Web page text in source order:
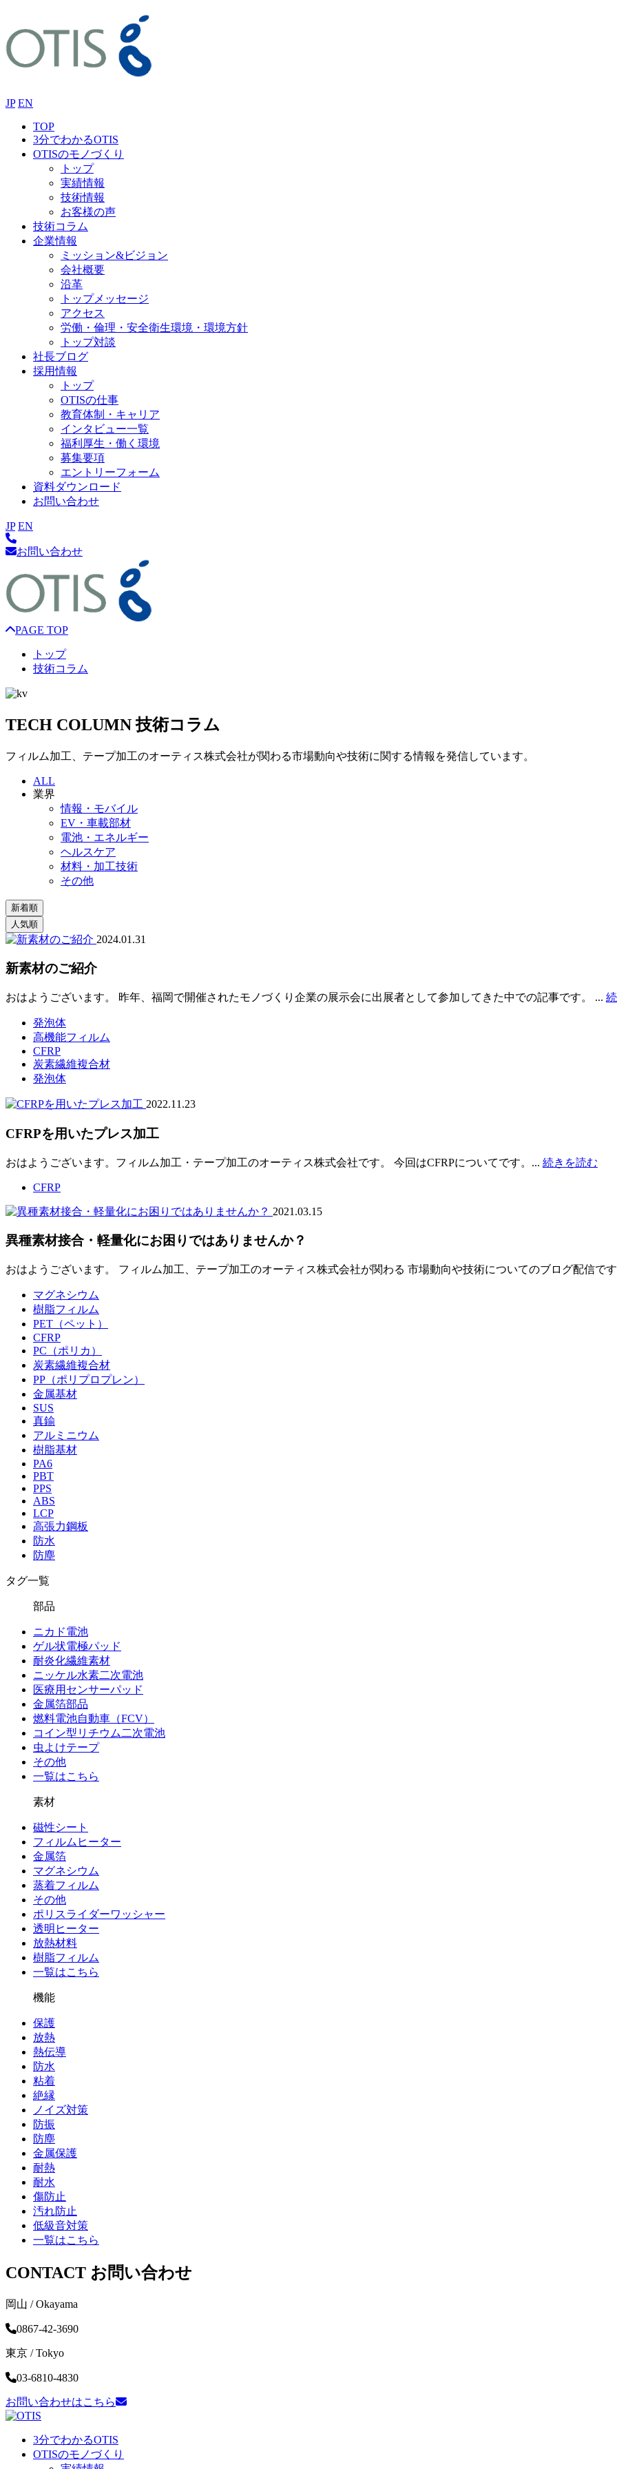
JP EN
TOP
3分でわかるOTIS
OTISのモノづくり
トップ
実績情報
技術情報
お客様の声
技術コラム
企業情報
ミッション&ビジョン
会社概要
沿革
トップメッセージ
アクセス
労働・倫理・安全衛生環境・環境方針
トップ対談
社長ブログ
採用情報
トップ
OTISの仕事
教育体制・キャリア
インタビュー一覧
福利厚生・働く環境
募集要項
エントリーフォーム
資料ダウンロード
お問い合わせ
JP EN
お問い合わせ
PAGE TOP
トップ
技術コラム
TECH COLUMN 技術コラム
フィルム加工、テープ加工のオーティス株式会社が関わる市場動向や技術に関する情報を発信しています。
ALL
業界
情報・モバイル
EV・車載部材
電池・エネルギー
ヘルスケア
材料・加工技術
その他
2024.01.31
新素材のご紹介
おはようございます。 昨年、福岡で開催されたモノづくり企業の展示会に出展者として参加してきた中での記事です。 ...
発泡体
高機能フィルム
CFRP
炭素繊維複合材
発泡体
2022.11.23
CFRPを用いたプレス加工
おはようございます。フィルム加工・テープ加工のオーティス株式会社です。 今回はCFRPについてです。... 続きを読む
CFRP
2021.03.15
異種素材接合・軽量化にお困りではありませんか？
おはようございます。 フィルム加工、テープ加工のオーティス株式会社が関わる 市場動向や技術についてのブログ配信で
マグネシウム
樹脂フィルム
PET（ペット）
CFRP
PC（ポリカ）
炭素繊維複合材
PP（ポリプロプレン）
金属基材
SUS
真鍮
アルミニウム
樹脂基材
PA6
PBT
PPS
ABS
LCP
高張力鋼板
防水
防塵
タグ一覧
部品
ニカド電池
ゲル状電極パッド
耐炎化繊維素材
ニッケル水素二次電池
医療用センサーパッド
金属箔部品
燃料電池自動車（FCV）
コイン型リチウム二次電池
虫よけテープ
その他
一覧はこちら
素材
磁性シート
フィルムヒーター
金属箔
マグネシウム
蒸着フィルム
その他
ポリスライダーワッシャー
透明ヒーター
放熱材料
樹脂フィルム
一覧はこちら
機能
保護
放熱
熱伝導
防水
粘着
絶縁
ノイズ対策
防振
防塵
金属保護
耐熱
耐水
傷防止
汚れ防止
低級音対策
一覧はこちら
CONTACT お問い合わせ
岡山 / Okayama
0867-42-3690
東京 / Tokyo
03-6810-4830
お問い合わせはこちら
3分でわかるOTIS
OTISのモノづくり